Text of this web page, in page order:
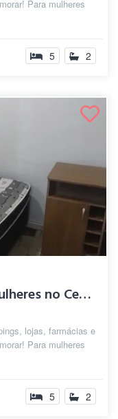
Para mulheres
5 2
Quartos mobiliados para mulheres no Cent...
lojas, farmácias e
Para mulheres
5 2